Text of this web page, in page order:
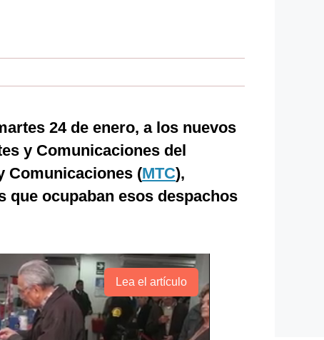
24 de enero, a los nuevos
y Comunicaciones del
Comunicaciones (MTC),
que ocupaban esos despachos
Lea el artículo